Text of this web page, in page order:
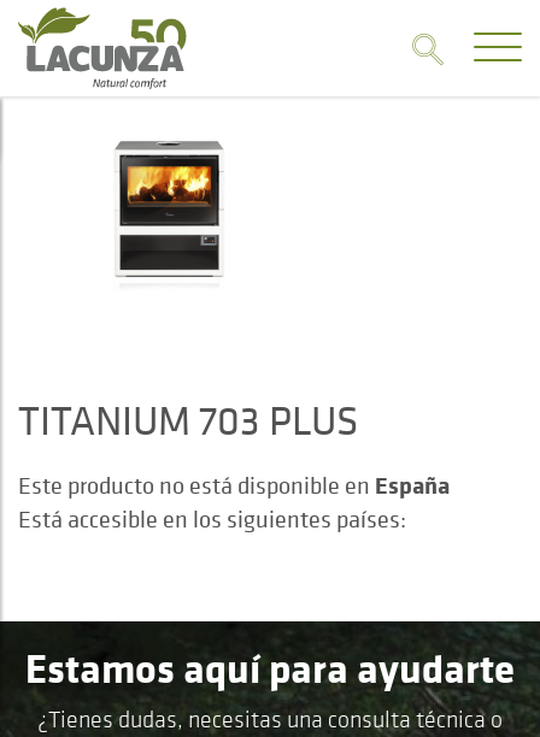
TITANIUM 703 PLUS
Este producto no está disponible en España
Está accesible en los siguientes países:
Estamos aquí para ayudarte
¿Tienes dudas, necesitas una consulta técnica o